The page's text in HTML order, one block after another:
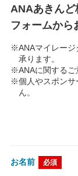
ANAあきんど
フォームから
※ANAマイレージ
承ります。
※ANAに関するご
※個人やスポンサ
ん。
お名前 必須